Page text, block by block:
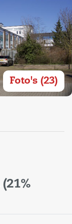
Foto's (23)
(21%